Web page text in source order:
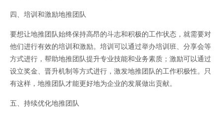
四、培训和激励地推团队
要想让地推团队始终保持高昂的斗志和积极的工作状态，就需要对
他们进行有效的培训和激励。培训可以通过举办培训班、分享会等
方式进行，帮助地推团队提升专业技能和业务素质；激励可以通过
设立奖金、晋升机制等方式进行，激发地推团队的工作积极性。只
有这样，地推团队才能更好地为企业的发展做出贡献。
五、持续优化地推团队